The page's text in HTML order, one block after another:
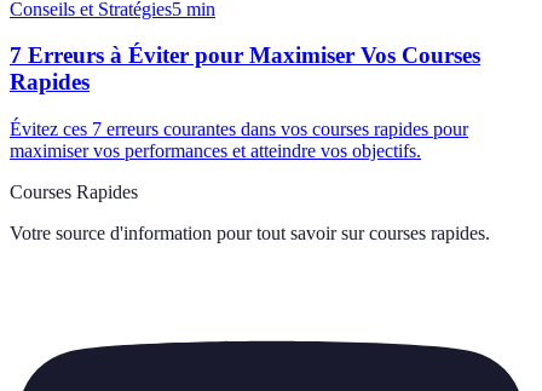
Conseils et Stratégies5 min
7 Erreurs à Éviter pour Maximiser Vos Courses
Rapides
Évitez ces 7 erreurs courantes dans vos courses rapides pour
maximiser vos performances et atteindre vos objectifs.
Courses Rapides
Votre source d'information pour tout savoir sur courses rapides.